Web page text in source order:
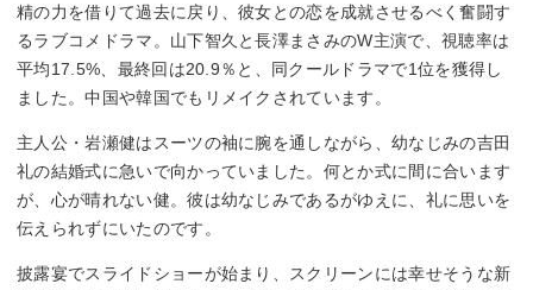
精の力を借りて過去に戻り、彼女との恋を成就させるべく奮闘す
るラブコメドラマ。山下智久と長澤まさみのW主演で、視聴率は
平均17.5%、最終回は20.9％と、同クールドラマで1位を獲得し
ました。中国や韓国でもリメイクされています。
主人公・岩瀬健はスーツの袖に腕を通しながら、幼なじみの吉田
礼の結婚式に急いで向かっていました。何とか式に間に合います
が、心が晴れない健。彼は幼なじみであるがゆえに、礼に思いを
伝えられずにいたのです。
披露宴でスライドショーが始まり、スクリーンには幸せそうな新